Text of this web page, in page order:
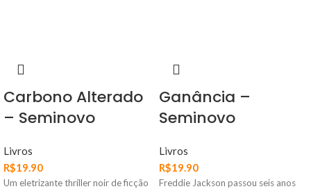
Carbono Alterado
– Seminovo
Livros
R$19.90
Um eletrizante thriller noir de ficção
Ganância –
Seminovo
Livros
R$19.90
Freddie Jackson passou seis anos